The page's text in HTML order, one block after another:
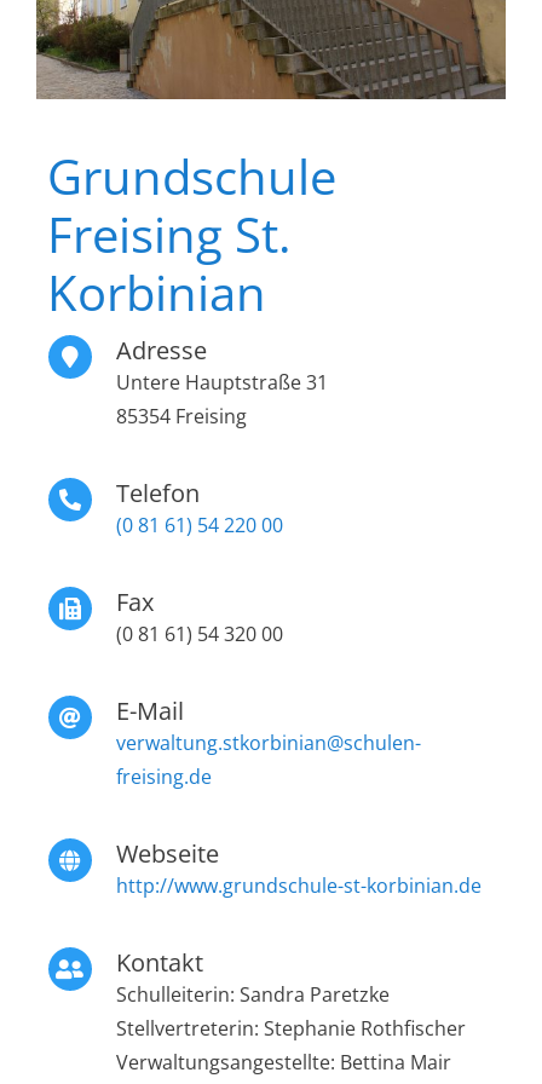
Grundschule
Freising St.
Korbinian
Adresse
Untere Hauptstraße 31
85354 Freising
Telefon
(0 81 61) 54 220 00
Fax
(0 81 61) 54 320 00
E-Mail
verwaltung.stkorbinian@schulen-
freising.de
Webseite
http://www.grundschule-st-korbinian.de
Kontakt
Schulleiterin: Sandra Paretzke
Stellvertreterin: Stephanie Rothfischer
Verwaltungsangestellte: Bettina Mair